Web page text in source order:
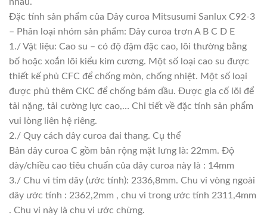
Đặc tính sản phẩm của Dây curoa Mitsusumi Sanlux C92-3
– Phân loại nhóm sản phẩm: Dây curoa trơn A B C D E
1./ Vật liệu: Cao su – có độ đậm đặc cao, lõi thường bằng
bố hoặc xoắn lõi kiểu kim cương. Một số loại cao su được
thiết kế phủ CFC để chống mòn, chống nhiệt. Một số loại
được phủ thêm CKC để chống bám dầu. Được gia cố lõi để
tải nặng, tải cường lực cao,… Chi tiết về đặc tính sản phẩm
vui lòng liên hệ riêng.
2./ Quy cách dây curoa đai thang. Cụ thể
Bản dây curoa C gồm bản rộng mặt lưng là: 22mm. Độ
dày/chiều cao tiêu chuẩn của dây curoa này là : 14mm
3./ Chu vi tim dây (ước tính): 2336,8mm. Chu vi vòng ngoài
dây ước tính : 2362,2mm , chu vi trong ước tính 2311,4mm
. Chu vi này là chu vi ước chừng.